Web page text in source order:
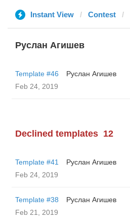
Instant View Contest
Руслан Агишев
Template #46
Руслан Агишев
Feb 24, 2019
Declined templates 12
Template #41
Руслан Агишев
Feb 24, 2019
Template #38
Руслан Агишев
Feb 21, 2019